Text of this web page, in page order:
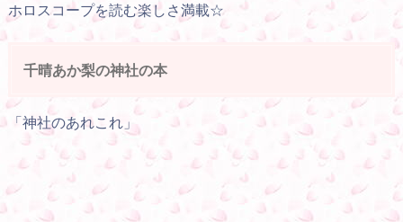
ホロスコープを読む楽しさ満載☆
千晴あか梨の神社の本
「神社のあれこれ」